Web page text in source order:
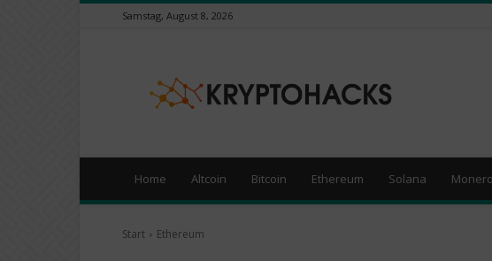
Samstag, August 8, 2026
–
Kryptowährungen
News
Portal
Home Altcoin Bitcoin Ethereum Solana Monero
Start Ethereum